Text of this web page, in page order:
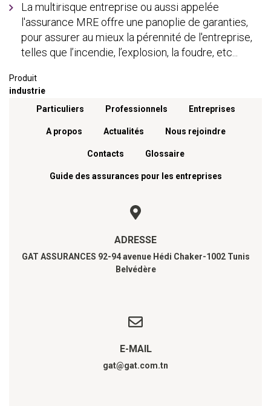
La multirisque entreprise ou aussi appelée
l'assurance MRE offre une panoplie de garanties,
pour assurer au mieux la pérennité de l'entreprise,
telles que l’incendie, l’explosion, la foudre, etc...
Produit
industrie
Menu footer
Particuliers Professionnels Entreprises
A propos Actualités Nous rejoindre
Contacts Glossaire
Guide des assurances pour les entreprises
ADRESSE
GAT ASSURANCES 92-94 avenue Hédi Chaker-1002 Tunis
Belvédère
E-MAIL
gat@gat.com.tn